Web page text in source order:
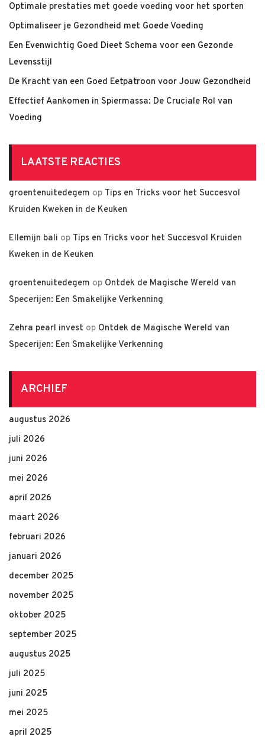
Optimale prestaties met goede voeding voor het sporten
Optimaliseer je Gezondheid met Goede Voeding
Een Evenwichtig Goed Dieet Schema voor een Gezonde
Levensstijl
De Kracht van een Goed Eetpatroon voor Jouw Gezondheid
Effectief Aankomen in Spiermassa: De Cruciale Rol van
Voeding
LAATSTE REACTIES
groentenuitedegem op Tips en Tricks voor het Succesvol
Kruiden Kweken in de Keuken
Ellemijn bali op Tips en Tricks voor het Succesvol Kruiden
Kweken in de Keuken
groentenuitedegem op Ontdek de Magische Wereld van
Specerijen: Een Smakelijke Verkenning
Zehra pearl invest op Ontdek de Magische Wereld van
Specerijen: Een Smakelijke Verkenning
ARCHIEF
augustus 2026
juli 2026
juni 2026
mei 2026
april 2026
maart 2026
februari 2026
januari 2026
december 2025
november 2025
oktober 2025
september 2025
augustus 2025
juli 2025
juni 2025
mei 2025
april 2025